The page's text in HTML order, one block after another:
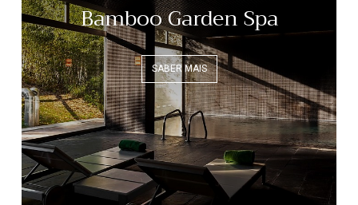
Bamboo Garden Spa
SABER MAIS